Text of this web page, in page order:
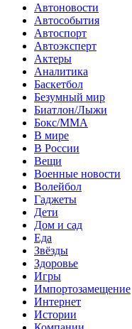
Автоновости
Автособытия
Автоспорт
Автоэксперт
Актеры
Аналитика
Баскетбол
Безумный мир
Биатлон/Лыжи
Бокс/MMA
В мире
В России
Вещи
Военные новости
Волейбол
Гаджеты
Дети
Дом и сад
Еда
Звёзды
Здоровье
Игры
Импортозамещение
Интернет
Истории